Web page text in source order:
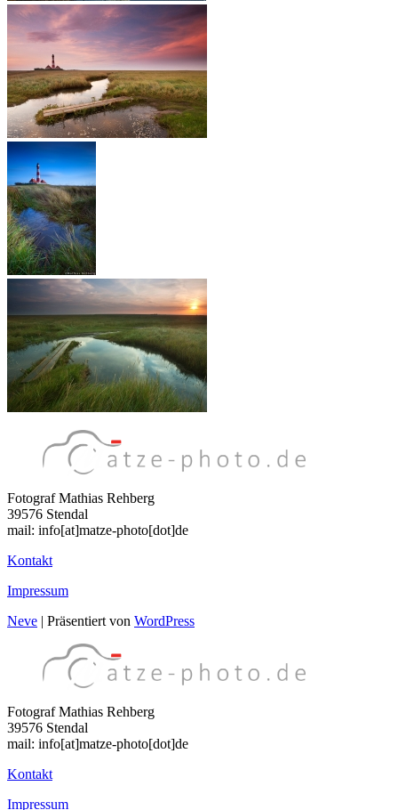
Fotograf Mathias Rehberg
39576 Stendal
mail: info[at]matze-photo[dot]de
Kontakt
Impressum
Neve | Präsentiert von WordPress
Fotograf Mathias Rehberg
39576 Stendal
mail: info[at]matze-photo[dot]de
Kontakt
Impressum